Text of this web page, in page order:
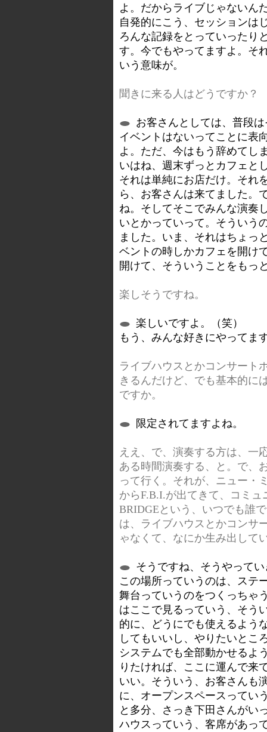
よ。だからライブじゃないん
自発的にこう、セッションは
ろんな記録をとっていったり
す。今でもやってますよ。そ
いう意味が。
聞きに来る人はどうですか？
お客さんとしては、普段
イベントはないってことに表
よ。ただ、今はもう辞めてし
いはね、週末ずっとカフェと
それは単純にお店だけ。それ
ら、お客さんは来てました。
ね。そしてそこでみんな演奏
いとかっていって。そういう
ました。いま、それはちょっ
ベントの時しかカフェを開け
開けて、そういうことをもっ
楽しそうですね。
楽しいですよ。（笑）
もう、みんな好きにやってま
ライブハウスとかコンサート
きるんだけど、でも基本的に
ですか。
限定されてますよね。
ええ、で、演奏する方は、一
ある時間演奏する、と。で、
って行く。それが、ニュー・
からF.B.I.が出てきて、コミ
BRIDGEという、いつでも誰
は、ライブハウスとかコンサ
ゃなくて、なにか生み出して
そうですね、そうやって
この場所っていうのは、ステ
舞台っていうのをつくっちゃ
はここで見るっていう、そう
的に、どうにでも使えるよう
してもいいし、やりたいとこ
システムでも全部動かせるよ
りたければ、ここに運んで来
いい。そういう、お客さんも
に、オープンスペースってい
と多分、さっき下田さんがい
ハウスっていう、客席があっ